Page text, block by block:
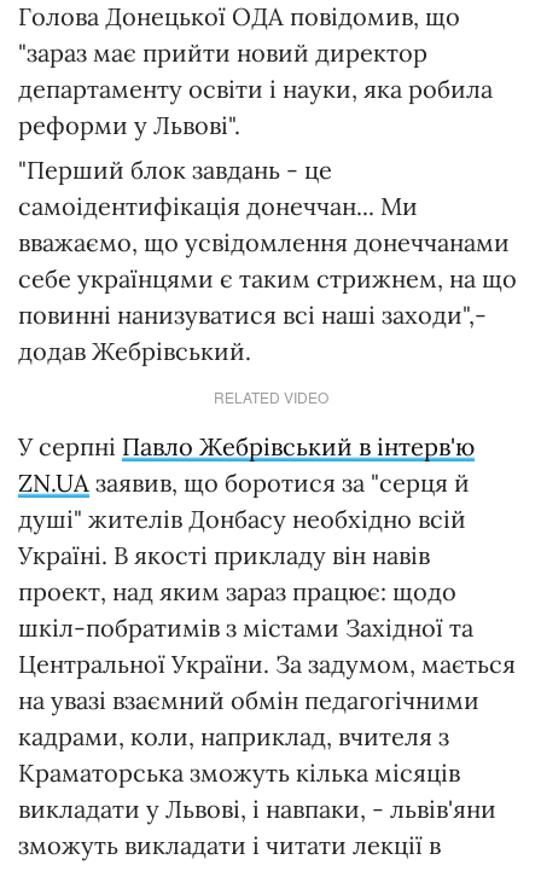
Голова Донецької ОДА повідомив, що
"зараз має прийти новий директор
департаменту освіти і науки, яка робила
реформи у Львові".
"Перший блок завдань - це
самоідентифікація донеччан... Ми
вважаємо, що усвідомлення донеччанами
себе українцями є таким стрижнем, на що
повинні нанизуватися всі наші заходи",-
додав Жебрівський.
RELATED VIDEO
У серпні Павло Жебрівський в інтерв'ю
ZN.UA заявив, що боротися за "серця й
душі" жителів Донбасу необхідно всій
Україні. В якості прикладу він навів
проект, над яким зараз працює: щодо
шкіл-побратимів з містами Західної та
Центральної України. За задумом, мається
на увазі взаємний обмін педагогічними
кадрами, коли, наприклад, вчителя з
Краматорська зможуть кілька місяців
викладати у Львові, і навпаки, - львів'яни
зможуть викладати і читати лекції в